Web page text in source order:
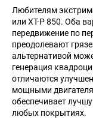
Любителям
или XT-P 850. Оба
передвижение по
преодолевают
альтернативой
генерация
отличаются
мощными
обеспечивает
любых покрытиях.